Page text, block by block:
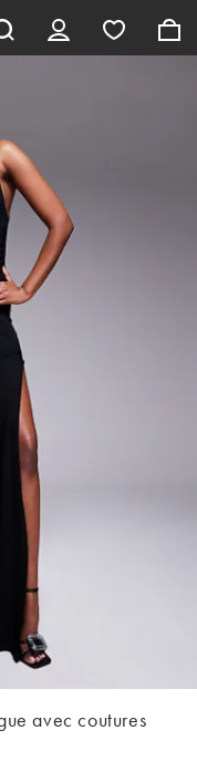
avec coutures